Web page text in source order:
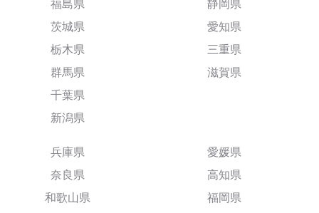
福島県
茨城県
栃木県
群馬県
千葉県
新潟県
静岡県
愛知県
三重県
滋賀県
兵庫県
奈良県
和歌山県
愛媛県
高知県
福岡県